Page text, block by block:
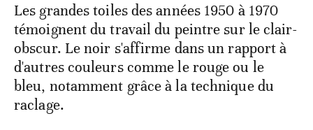
Les grandes toiles des années 1950 à 1970
témoignent du travail du peintre sur le clair-
obscur. Le noir s'affirme dans un rapport à
d'autres couleurs comme le rouge ou le
bleu, notamment grâce à la technique du
raclage.